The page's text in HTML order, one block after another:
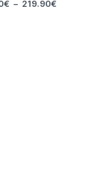
€ – 219.90€